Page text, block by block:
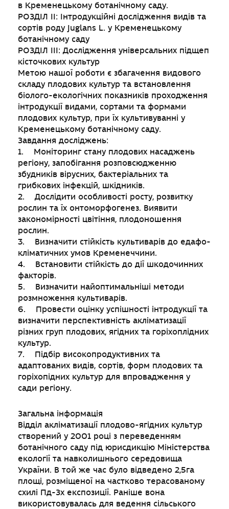
в Кременецькому ботанічному саду.
РОЗДІЛ ІІ: Інтродукційні дослідження видів та
сортів роду Juglans L. у Кременецькому
ботанічному саду
РОЗДІЛ ІІІ: Дослідження універсальних підщеп
кісточкових культур
Метою нашої роботи є збагачення видового
складу плодових культур та встановлення
біолого-екологічних показників проходження
інтродукції видами, сортами та формами
плодових культур, при їх культивуванні у
Кременецькому ботанічному саду.
Завдання досліджень:
1. Моніторинг стану плодових насаджень
регіону, запобігання розповсюдженню
збудників вірусних, бактеріальних та
грибкових інфекцій, шкідників.
2. Дослідити особливості росту, розвитку
рослин та їх онтоморфогенез. Виявити
закономірності цвітіння, плодоношення
рослин.
3. Визначити стійкість культиварів до едафо-
кліматичних умов Кременеччини.
4. Встановити стійкість до дії шкодочинних
факторів.
5. Визначити найоптимальніші методи
розмноження культиварів.
6. Провести оцінку успішності інтродукції та
визначити перспективність акліматизації
різних груп плодових, ягідних та горіхоплідних
культур.
7. Підбір високопродуктивних та
адаптованих видів, сортів, форм плодових та
горіхопідних культур для впровадження у
сади регіону.
Загальна інформація
Відділ акліматизації плодово-ягідних культур
створений у 2001 році з переведенням
ботанічного саду під юрисдикцію Міністерства
екології та навколишнього середовища
України. В той же час було відведено 2,5га
площі, розміщеної на частково терасованому
схилі Пд-Зх експозиції. Раніше вона
використовувалась для ведення сільського